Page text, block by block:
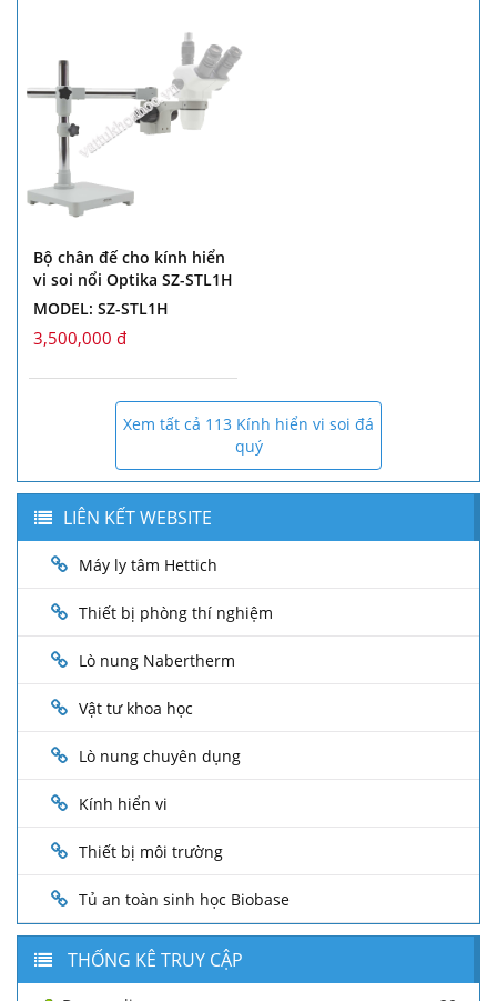
Bộ chân đế cho kính hiển
vi soi nổi Optika SZ-STL1H
MODEL: SZ-STL1H
3,500,000 đ
Xem tất cả 113 Kính hiển vi soi đá
quý
LIÊN KẾT WEBSITE
Máy ly tâm Hettich
Thiết bị phòng thí nghiệm
Lò nung Nabertherm
Vật tư khoa học
Lò nung chuyên dụng
Kính hiển vi
Thiết bị môi trường
Tủ an toàn sinh học Biobase
THỐNG KÊ TRUY CẬP